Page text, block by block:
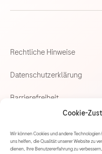
Cookie-
Wir können Cookies und andere
uns helfen, die Qualität unserer Website zu
dienen, Ihre Benutzererfahrung zu
Rechtliche Hinweise
Datenschutzerklärung
Barrierefreiheit
Cookie-Einstellungen